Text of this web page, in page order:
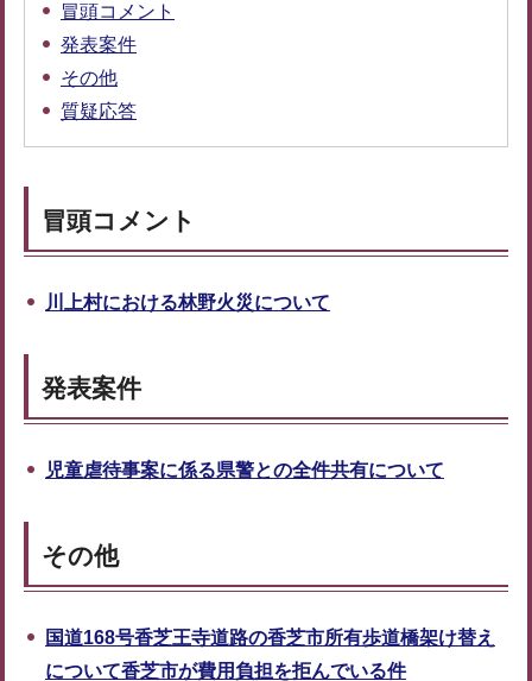
冒頭コメント
発表案件
その他
質疑応答
冒頭コメント
川上村における林野火災について
発表案件
児童虐待事案に係る県警との全件共有について
その他
国道168号香芝王寺道路の香芝市所有歩道橋架け替え
について香芝市が費用負担を拒んでいる件